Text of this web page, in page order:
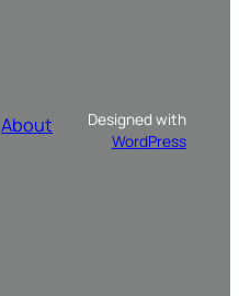
About
Designed with
WordPress